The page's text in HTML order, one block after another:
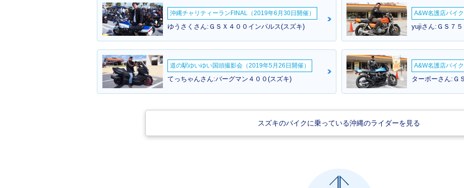
2019年 ADDRESS 12
5・カラーチェンジ
フラットシート仕様・追
加
5・新登場
2017年 ADDRESS 125
i・新登場
沖縄チャリティーランFINAL（2019年6月30日開催）
ゆうさくさん:ＧＳＸ４００インパルス(スズキ)
A&W名護店バイ
yujiさん:ＧＳ７
道の駅ゆいゆい国頭撮影会（2019年5月26日開催）
てっちゃんさん:バーグマン４００(スズキ)
A&W名護店バイ
ターボーさん:Ｇ
スズキのバイクに乗っている沖縄のライダーを見る